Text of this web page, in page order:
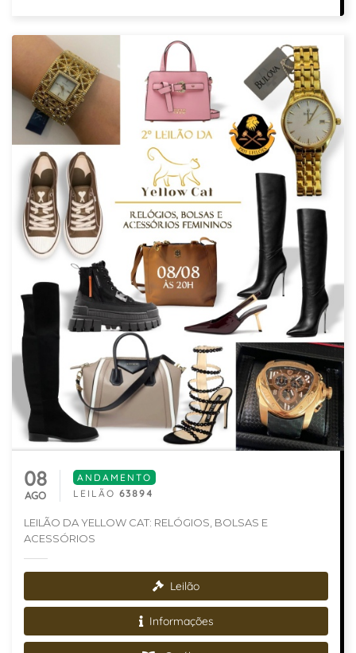
08
AGO
ANDAMENTO
LEILÃO 63894
LEILÃO DA YELLOW CAT: RELÓGIOS, BOLSAS E
ACESSÓRIOS
Leilão
Informações